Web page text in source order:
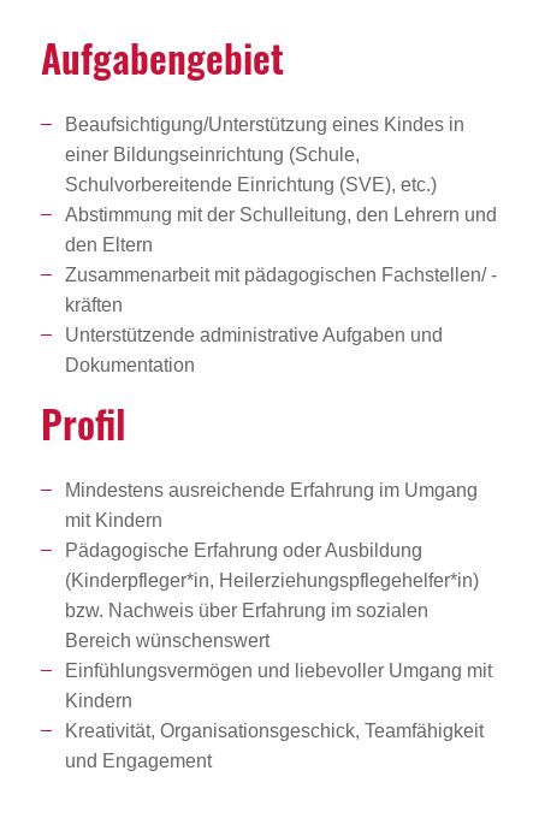
Aufga­ben­ge­biet
Beaufsichtigung/Unterstützung eines Kindes in
einer Bildungseinrichtung (Schule,
Schulvorbereitende Einrichtung (SVE), etc.)
Abstimmung mit der Schulleitung, den Lehrern und
den Eltern
Zusammenarbeit mit pädagogischen Fachstellen/ -
kräften
Unterstützende administrative Aufgaben und
Dokumentation
Profil
Mindestens ausreichende Erfahrung im Umgang
mit Kindern
Pädagogische Erfahrung oder Ausbildung
(Kinderpfleger*in, Heilerziehungspflegehelfer*in)
bzw. Nachweis über Erfahrung im sozialen
Bereich wünschenswert
Einfühlungsvermögen und liebevoller Umgang mit
Kindern
Kreativität, Organisationsgeschick, Teamfähigkeit
und Engagement